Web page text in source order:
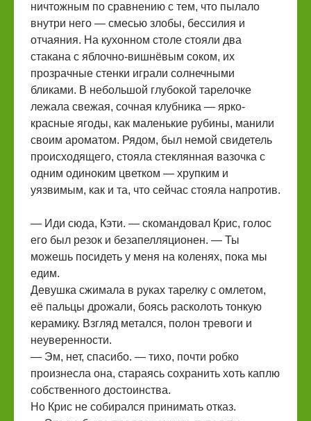
ничтожным по сравнению с тем, что пылало
внутри него — смесью злобы, бессилия и
отчаяния. На кухонном столе стояли два
стакана с яблочно-вишнёвым соком, их
прозрачные стенки играли солнечными
бликами. В небольшой глубокой тарелочке
лежала свежая, сочная клубника — ярко-
красные ягоды, как маленькие рубины, манили
своим ароматом. Рядом, был немой свидетель
происходящего, стояла стеклянная вазочка с
одним одиноким цветком — хрупким и
уязвимым, как и та, что сейчас стояла напротив.
— Иди сюда, Кэти. — скомандовал Крис, голос
его был резок и безапелляционен. — Ты
можешь посидеть у меня на коленях, пока мы
едим.
Девушка сжимала в руках тарелку с омлетом,
её пальцы дрожали, боясь расколоть тонкую
керамику. Взгляд метался, полон тревоги и
неуверенности.
— Эм, нет, спасибо. — тихо, почти робко
произнесла она, стараясь сохранить хоть каплю
собственного достоинства.
Но Крис не собирался принимать отказ.